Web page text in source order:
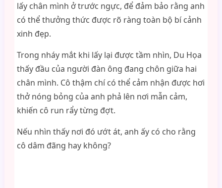
lấy chân mình ở trước ngực, để đảm bảo rằng anh
có thể thưởng thức được rõ ràng toàn bộ bí cảnh
xinh đẹp.
Trong nháy mắt khi lấy lại được tầm nhìn, Du Họa
thấy đầu của người đàn ông đang chôn giữa hai
chân mình. Cô thậm chí có thể cảm nhận được hơi
thở nóng bỏng của anh phả lên nơi mẫn cảm,
khiến cô run rẩy từng đợt.
Nếu nhìn thấy nơi đó ướt át, anh ấy có cho rằng
cô dâm đãng hay không?